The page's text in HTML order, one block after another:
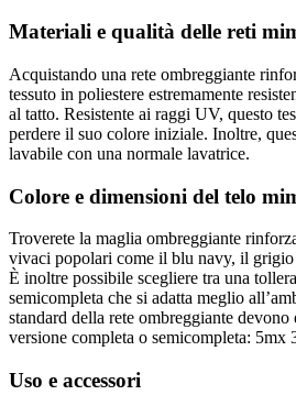
Materiali e qualità delle reti
Acquistando una rete ombreggiante
tessuto in poliestere estremamente
al tatto. Resistente ai raggi UV, questo
perdere il suo colore iniziale. Inoltre,
lavabile con una normale lavatrice.
Colore e dimensioni del telo
Troverete la maglia ombreggiante
vivaci popolari come il blu navy, il
È inoltre possibile scegliere tra una
semicompleta che si adatta meglio
standard della rete ombreggiante devono
versione completa o semicompleta: 5mx
Uso e accessori